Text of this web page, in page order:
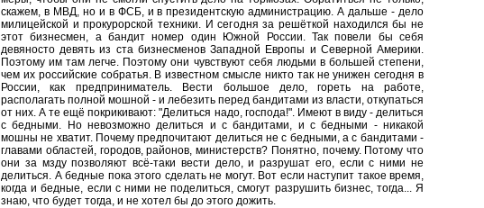
скажем, в МВД, но и в ФСБ, и в президентскую администрацию. А дальше - дело
милицейской и прокурорской техники. И сегодня за решёткой находился бы не
этот бизнесмен, а бандит номер один Южной России. Так повели бы себя
девяносто девять из ста бизнесменов Западной Европы и Северной Америки.
Поэтому им там легче. Поэтому они чувствуют себя людьми в большей степени,
чем их российские собратья. В известном смысле никто так не унижен сегодня в
России, как предприниматель. Вести большое дело, гореть на работе,
располагать полной мошной - и лебезить перед бандитами из власти, откупаться
от них. А те ещё покрикивают: "Делиться надо, господа!". Имеют в виду - делиться
с бедными. Но невозможно делиться и с бандитами, и с бедными - никакой
мошны не хватит. Почему предпочитают делиться не с бедными, а с бандитами -
главами областей, городов, районов, министерств? Понятно, почему. Потому что
они за мзду позволяют всё-таки вести дело, и разрушат его, если с ними не
делиться. А бедные пока этого сделать не могут. Вот если наступит такое время,
когда и бедные, если с ними не поделиться, смогут разрушить бизнес, тогда... Я
знаю, что будет тогда, и не хотел бы до этого дожить.